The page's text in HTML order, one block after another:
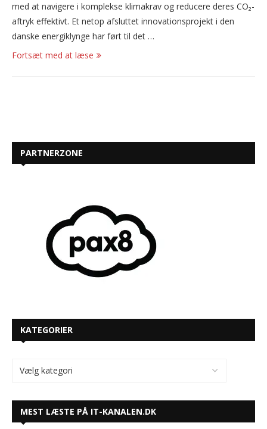
med at navigere i komplekse klimakrav og reducere deres CO₂-
aftryk effektivt. Et netop afsluttet innovationsprojekt i den
danske energiklynge har ført til det …
Fortsæt med at læse
PARTNERZONE
KATEGORIER
MEST LÆSTE PÅ IT-KANALEN.DK